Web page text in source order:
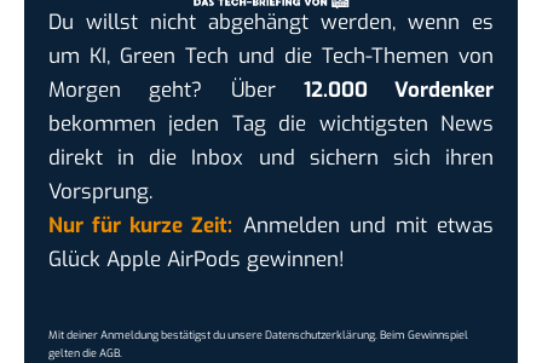
Du willst nicht abgehängt werden, wenn es
um KI, Green Tech und die Tech-Themen von
Morgen geht? Über 12.000 Vordenker
bekommen jeden Tag die wichtigsten News
direkt in die Inbox und sichern sich ihren
Vorsprung.
Nur für kurze Zeit: Anmelden und mit etwas
Glück Apple AirPods gewinnen!
Mit deiner Anmeldung bestätigst du unsereDatenschutzerklärung. Beim Gewinnspiel
gelten dieAGB.